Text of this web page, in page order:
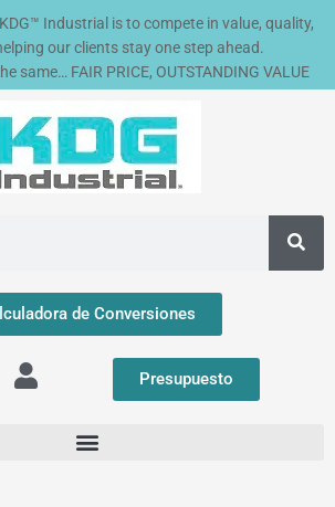
Industrial is to compete in value, quality,
our clients stay one step ahead.
same… FAIR PRICE, OUTSTANDING VALUE
de Conversiones
Presupuesto